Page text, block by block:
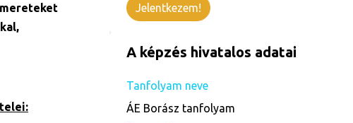
Jelentkezem!
A képzés hivatalos adatai
Tanfolyam neve
ÁE Borász tanfolyam